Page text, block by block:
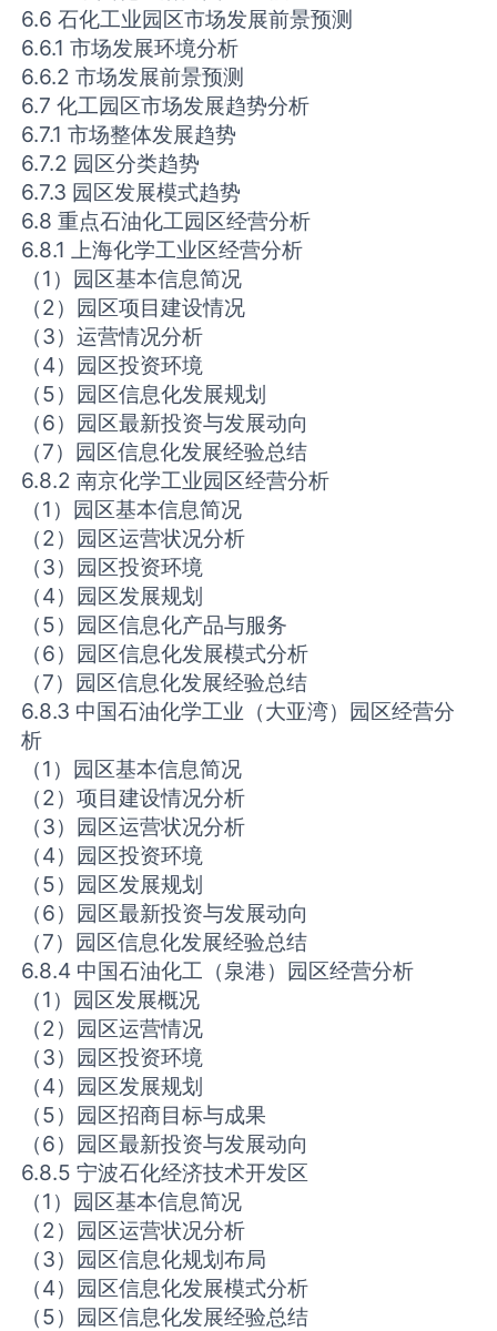
6.6 石化工业园区市场发展前景预测
6.6.1 市场发展环境分析
6.6.2 市场发展前景预测
6.7 化工园区市场发展趋势分析
6.7.1 市场整体发展趋势
6.7.2 园区分类趋势
6.7.3 园区发展模式趋势
6.8 重点石油化工园区经营分析
6.8.1 上海化学工业区经营分析
（1）园区基本信息简况
（2）园区项目建设情况
（3）运营情况分析
（4）园区投资环境
（5）园区信息化发展规划
（6）园区最新投资与发展动向
（7）园区信息化发展经验总结
6.8.2 南京化学工业园区经营分析
（1）园区基本信息简况
（2）园区运营状况分析
（3）园区投资环境
（4）园区发展规划
（5）园区信息化产品与服务
（6）园区信息化发展模式分析
（7）园区信息化发展经验总结
6.8.3 中国石油化学工业（大亚湾）园区经营分
析
（1）园区基本信息简况
（2）项目建设情况分析
（3）园区运营状况分析
（4）园区投资环境
（5）园区发展规划
（6）园区最新投资与发展动向
（7）园区信息化发展经验总结
6.8.4 中国石油化工（泉港）园区经营分析
（1）园区发展概况
（2）园区运营情况
（3）园区投资环境
（4）园区发展规划
（5）园区招商目标与成果
（6）园区最新投资与发展动向
6.8.5 宁波石化经济技术开发区
（1）园区基本信息简况
（2）园区运营状况分析
（3）园区信息化规划布局
（4）园区信息化发展模式分析
（5）园区信息化发展经验总结